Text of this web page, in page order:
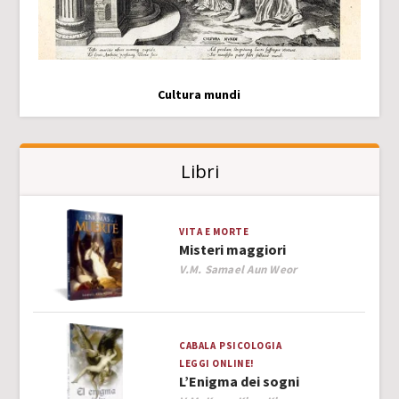
Cultura mundi
Libri
VITA E MORTE
Misteri maggiori
Author
V.M. Samael Aun Weor
CABALA PSICOLOGIA
LEGGI ONLINE!
L’Enigma dei sogni